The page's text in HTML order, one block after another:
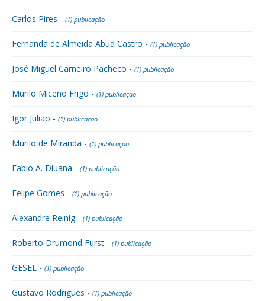
Carlos Pires - (1) publicação
Fernanda de Almeida Abud Castro - (1) publicação
José Miguel Carneiro Pacheco - (1) publicação
Murilo Miceno Frigo - (1) publicação
Igor Julião - (1) publicação
Murilo de Miranda - (1) publicação
Fabio A. Diuana - (1) publicação
Felipe Gomes - (1) publicação
Alexandre Reinig - (1) publicação
Roberto Drumond Furst - (1) publicação
GESEL - (1) publicação
Gustavo Rodrigues - (1) publicação